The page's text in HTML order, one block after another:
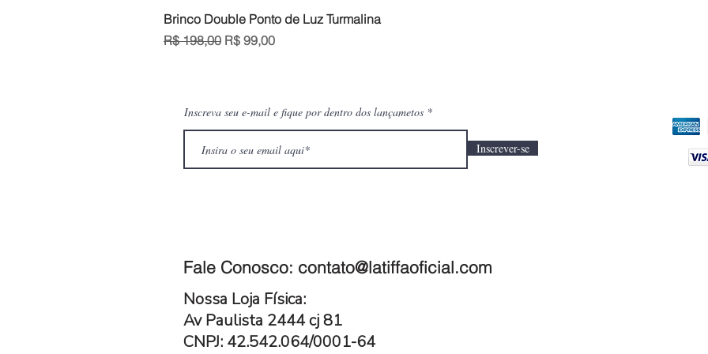
Brinco Double Ponto de Luz Turmalina
Preço normal
R$ 198,00 Preço promocional
R$ 99,00
Inscreva seu e-mail e fique por dentro dos lançametos
Inscrever-se
Fale Conosco: contato@latiffaoficial.com
Nossa Loja Física:
Av Paulista 2444 cj 81
CNPJ: 42.542.064/0001-64